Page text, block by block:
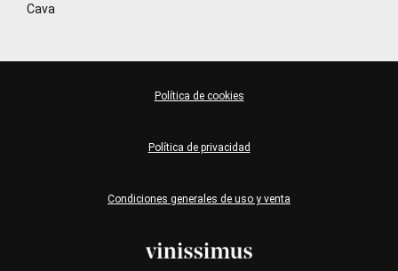
Cava
Condiciones generales de uso y venta
Política de privacidad
Política de cookies